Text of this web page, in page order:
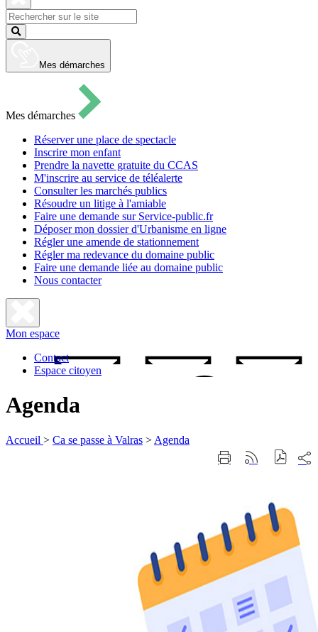
ouvrir
le
formulaire
Fermer
la
recherche
Lancer
la
Mes démarches
Mes démarches
Réserver une place de spectacle
Inscrire mon enfant
Prendre la navette gratuite du CCAS
M'inscrire au service de téléalerte
Consulter les marchés publics
Résoudre un litige à l'amiable
Faire une demande sur Service-public.fr
Déposer mon dossier d'Urbanisme en ligne
Régler une amende de stationnement
Régler ma redevance du domaine public
Faire une demande liée au domaine public
Nous contacter
Fermer
la
Mon espace
Contact
Espace citoyen
Agenda
Accueil > Ca se passe à Valras > Agenda
ImprimerGénérer
sur